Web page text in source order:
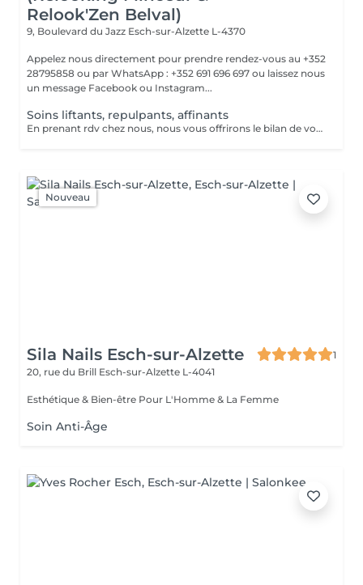
Relook'Zen Belval)
9, Boulevard du Jazz Esch-sur-Alzette L-4370
Appelez nous directement pour prendre rendez-vous au +352
28795858 ou par WhatsApp : +352 691 696 697 ou laissez nous
un message Facebook ou Instagram...
Soins liftants, repulpants, affinants
En prenant rdv chez nous, nous vous offrirons le bilan de votre peau du visage par Intelligence Artificielle!! Appelez nous au 28795858 ou envoyez un message par facebook ou instagram JFG CLINIC BELVAL, ou par whatsapp au 691 696 697, à très bientôt!!
Nouveau
Sila Nails Esch-sur-Alzette
1
20, rue du Brill Esch-sur-Alzette L-4041
Esthétique & Bien-être Pour L'Homme & La Femme
Soin Anti-Âge